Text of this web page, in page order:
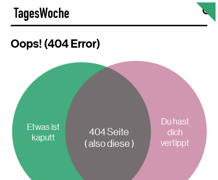
Skip
content
Oops! (404 Error)
Etwas ist
kaputt
404 Seite
( also diese )
Du hast
dich
vertippt